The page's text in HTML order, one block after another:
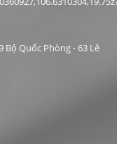
Bộ Quốc Phòng - 63 Lê